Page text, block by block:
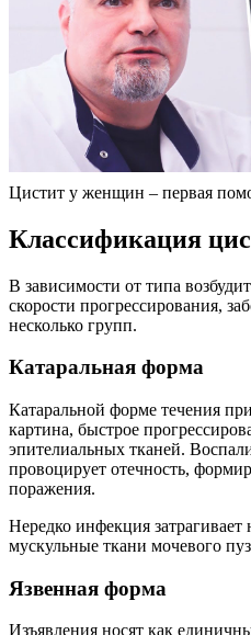
Цистит у женщин – первая
Классификация
В зависимости от типа
скорости прогрессирования,
несколько групп.
Катаральная форма
Катаральной форме течения
картина, быстрое
эпителиальных тканей.
провоцирует отечность,
поражения.
Нередко инфекция затрагивает
мускульные ткани мочевого
Язвенная форма
Изъявления носят как